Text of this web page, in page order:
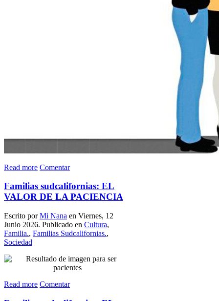
Read more Comentar
Familias sudcalifornias: EL
VALOR DE LA PACIENCIA
Escrito porMi Nana en Viernes, 12
Junio 2026. Publicado en Cultura,
Familia., Familias Sudcalifornias.,
Sociedad
Read more Comentar